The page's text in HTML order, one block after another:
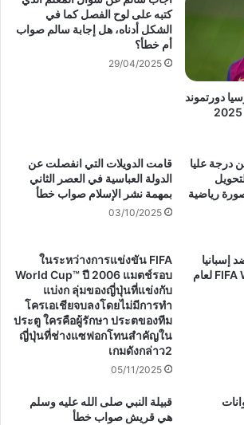
دورتموند
كتبه على لوح الفصل كما في
الشكل أدناه، هل إجابة سالم صواب
أم خطأ؟
29/04/2025
درجة عليا
رياضية
قامت الدويلات التي انفصلت عن
الدولة العباسية في العصر الثاني
بمهمة نشر الإسلام صواب خطأ
03/10/2025
إسبانيا
في بطولة FIFA World Cup لعام
ในระหว่างการแข่งขัน FIFA
World Cup™ ปี 2006 แมตช์รอบ
แบ่งก ลุ่มของญี่ปุ่นที่แข่งกับ
โครเอเชียจบลงโดยไม่มีการทำ
ประตู ใครคือผู้รักษา ประตของทีม
ญี่ปุ่นที่ช่างแซฟอกโทนสำคัญใน
เกมดังกล่าว2
05/11/2025
قبيلة النبي صلى الله عليه وسلم
هي قريش صواب خطأ